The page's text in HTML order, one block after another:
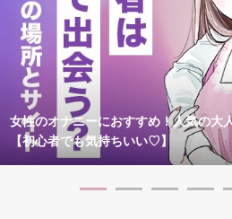
女性のオナニーにおすすめ！人気の大
【初心者でも気持ちいい♡】